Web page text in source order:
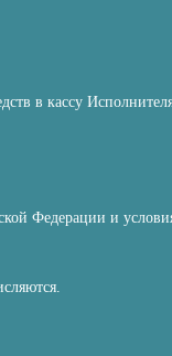
в кассу
Федерации и